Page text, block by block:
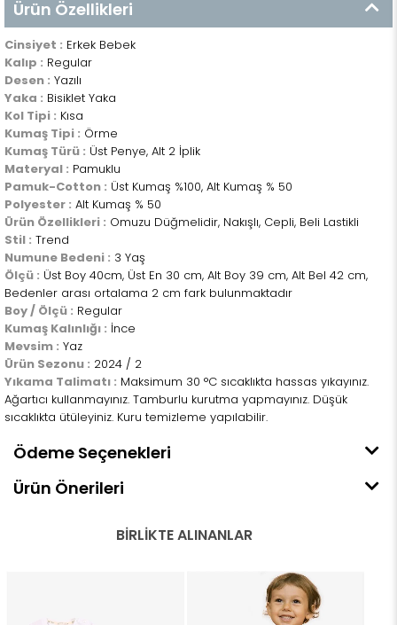
Ürün Özellikleri
Cinsiyet : Erkek Bebek
Kalıp : Regular
Desen : Yazılı
Yaka : Bisiklet Yaka
Kol Tipi : Kısa
Kumaş Tipi : Örme
Kumaş Türü : Üst Penye, Alt 2 İplik
Materyal : Pamuklu
Pamuk-Cotton : Üst Kumaş %100, Alt Kumaş % 50
Polyester : Alt Kumaş % 50
Ürün Özellikleri : Omuzu Düğmelidir, Nakışlı, Cepli, Beli Lastikli
Stil : Trend
Numune Bedeni : 3 Yaş
Ölçü : Üst Boy 40cm, Üst En 30 cm, Alt Boy 39 cm, Alt Bel 42 cm,
Bedenler arası ortalama 2 cm fark bulunmaktadır
Boy / Ölçü : Regular
Kumaş Kalınlığı : İnce
Mevsim : Yaz
Ürün Sezonu : 2024 / 2
Yıkama Talimatı : Maksimum 30 °C sıcaklıkta hassas yıkayınız.
Ağartıcı kullanmayınız. Tamburlu kurutma yapmayınız. Düşük
sıcaklıkta ütüleyiniz. Kuru temizleme yapılabilir.
Ödeme Seçenekleri
Ürün Önerileri